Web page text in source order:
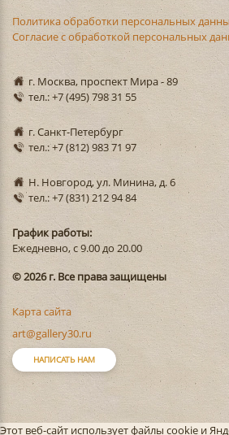
Политика обработки персональных
Согласие с обработкой персональных
г. Москва, проспект Мира - 89
тел.: +7 (495) 798 31 55
г. Санкт-Петербург
тел.: +7 (812) 983 71 97
Н. Новгород, ул. Минина, д. 6
тел.: +7 (831) 212 94 84
График работы:
Ежедневно, с 9.00 до 20.00
© 2026 г. Все права защищены
Карта сайта
art@gallery30.ru
НАПИСАТЬ НАМ
Этот веб-сайт использует файлы cookie и